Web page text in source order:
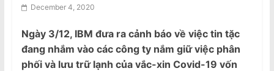
s
p
a
p
December 4, 2020
Ngày 3/12, IBM đưa ra cảnh báo về việc tin tặc
đang nhắm vào các công ty nắm giữ việc phân
phối và lưu trữ lạnh của vắc-xin Covid-19 vốn